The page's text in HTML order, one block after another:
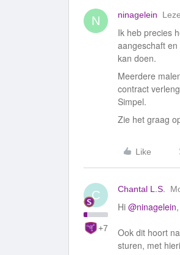
N ninagelein
Ik heb precies
aangeschaft
kan doen.
Meerdere
contract
Simpel.
Zie het graag
Like
C
+7
Chantal L.S.
Hi @ninagelein,
Ook dit hoort
sturen, met